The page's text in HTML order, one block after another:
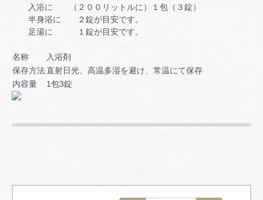
入浴に （２００リットルに）１包（３錠）
半身浴に ２錠が目安です。
足湯に １錠が目安です。
名称
入浴剤
保存方法直射日光、高温多湿を避け、常温にて保存
内容量
1包3錠